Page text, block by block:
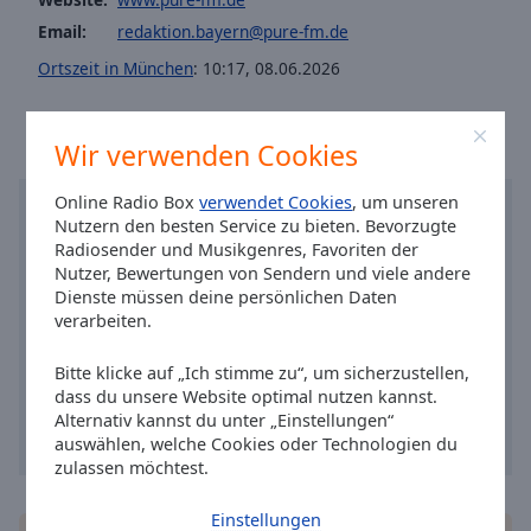
Wir verwenden Cookies
Online Radio Boxverwendet Cookies, um unseren
Nutzern den besten Service zu bieten. Bevorzugte
Radiosender und Musikgenres, Favoriten der
Nutzer, Bewertungen von Sendern und viele andere
Dienste müssen deine persönlichen Daten
verarbeiten.
Bitte klicke auf „Ich stimme zu“, um sicherzustellen,
dass du unsere Website optimal nutzen kannst.
Alternativ kannst du unter „Einstellungen“
auswählen, welche Cookies oder Technologien du
zulassen möchtest.
Einstellungen
Area
Background
Color
Opacity
Family
Email:
redaktion.bayern@pure-fm.de
Ortszeit in München: 10:17, 08.06.2026